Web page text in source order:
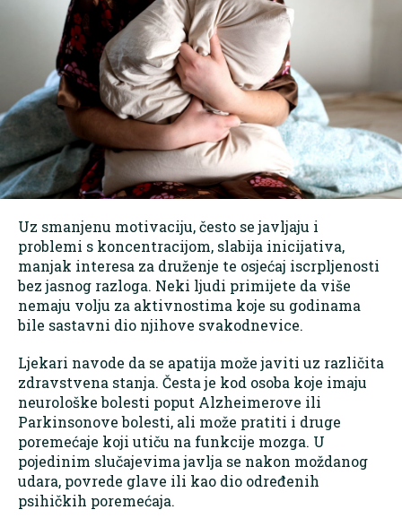
Uz smanjenu motivaciju, često se javljaju i
problemi s koncentracijom, slabija inicijativa,
manjak interesa za druženje te osjećaj iscrpljenosti
bez jasnog razloga. Neki ljudi primijete da više
nemaju volju za aktivnostima koje su godinama
bile sastavni dio njihove svakodnevice.
Ljekari navode da se apatija može javiti uz različita
zdravstvena stanja. Česta je kod osoba koje imaju
neurološke bolesti poput Alzheimerove ili
Parkinsonove bolesti, ali može pratiti i druge
poremećaje koji utiču na funkcije mozga. U
pojedinim slučajevima javlja se nakon moždanog
udara, povrede glave ili kao dio određenih
psihičkih poremećaja.